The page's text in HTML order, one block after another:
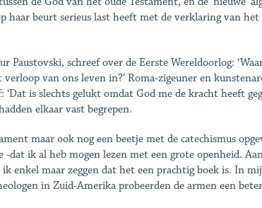
haar beurt serieus last heeft met de verklaring van
Paustovski, schreef over de Eerste Wereldoorlog:
van ons leven in?’ Roma-zigeuner en
‘Dat is slechts gelukt omdat God me de kracht heeft
elkaar vast begrepen.
maar ook nog een beetje met de catechismus
dat ik al heb mogen lezen met een grote openheid.
enkel maar zeggen dat het een prachtig boek is. In
in Zuid-Amerika probeerden de armen een